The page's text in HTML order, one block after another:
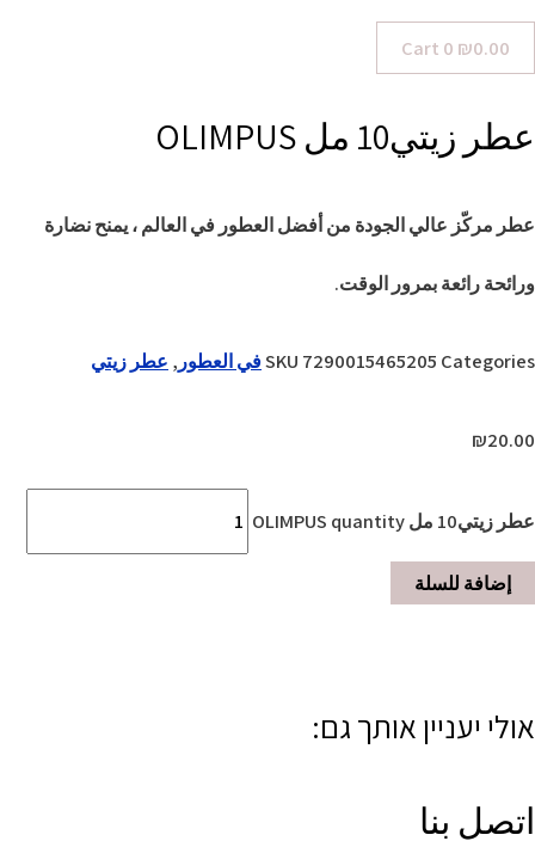
₪0.00
0
Cart
عطر زيتي10 مل OLIMPUS
عطر مركّز عالي الجودة من أفضل العطور في العالم ، يمنح نضارة
ورائحة رائعة بمرور الوقت.
SKU 7290015465205 Categories في العطور, عطر زيتي
₪20.00
عطر زيتي10 مل OLIMPUS quantity
إضافة للسلة
אולי יעניין אותך גם:
اتصل بنا